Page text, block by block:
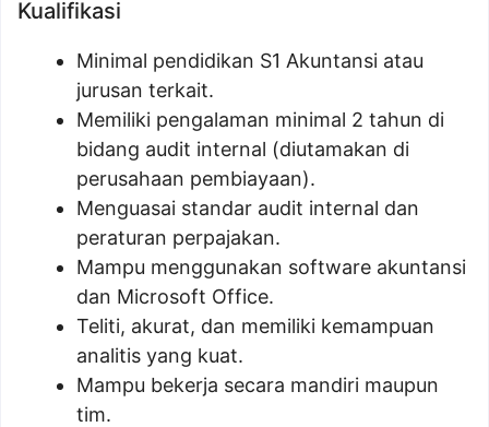
Kualifikasi
Minimal pendidikan S1 Akuntansi atau
jurusan terkait.
Memiliki pengalaman minimal 2 tahun di
bidang audit internal (diutamakan di
perusahaan pembiayaan).
Menguasai standar audit internal dan
peraturan perpajakan.
Mampu menggunakan software akuntansi
dan Microsoft Office.
Teliti, akurat, dan memiliki kemampuan
analitis yang kuat.
Mampu bekerja secara mandiri maupun
tim.